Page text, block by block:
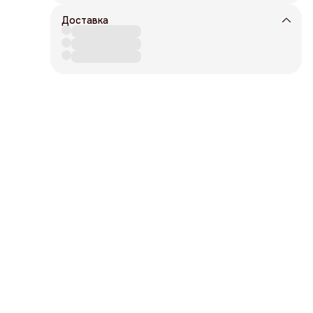
Доставка